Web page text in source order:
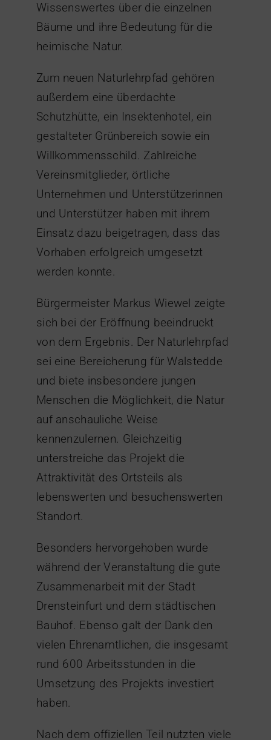
Wissenswertes über die einzelnen
Bäume und ihre Bedeutung für die
heimische Natur.
Zum neuen Naturlehrpfad gehören
außerdem eine überdachte
Schutzhütte, ein Insektenhotel, ein
gestalteter Grünbereich sowie ein
Willkommensschild. Zahlreiche
Vereinsmitglieder, örtliche
Unternehmen und Unterstützerinnen
und Unterstützer haben mit ihrem
Einsatz dazu beigetragen, dass das
Vorhaben erfolgreich umgesetzt
werden konnte.
Bürgermeister Markus Wiewel zeigte
sich bei der Eröffnung beeindruckt
von dem Ergebnis. Der Naturlehrpfad
sei eine Bereicherung für Walstedde
und biete insbesondere jungen
Menschen die Möglichkeit, die Natur
auf anschauliche Weise
kennenzulernen. Gleichzeitig
unterstreiche das Projekt die
Attraktivität des Ortsteils als
lebenswerten und besuchenswerten
Standort.
Besonders hervorgehoben wurde
während der Veranstaltung die gute
Zusammenarbeit mit der Stadt
Drensteinfurt und dem städtischen
Bauhof. Ebenso galt der Dank den
vielen Ehrenamtlichen, die insgesamt
rund 600 Arbeitsstunden in die
Umsetzung des Projekts investiert
haben.
Nach dem offiziellen Teil nutzten viele